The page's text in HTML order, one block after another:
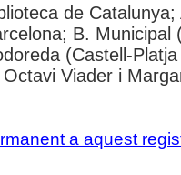
de
B. Municipal
(Castell-
Octavi Viader i
a aquest